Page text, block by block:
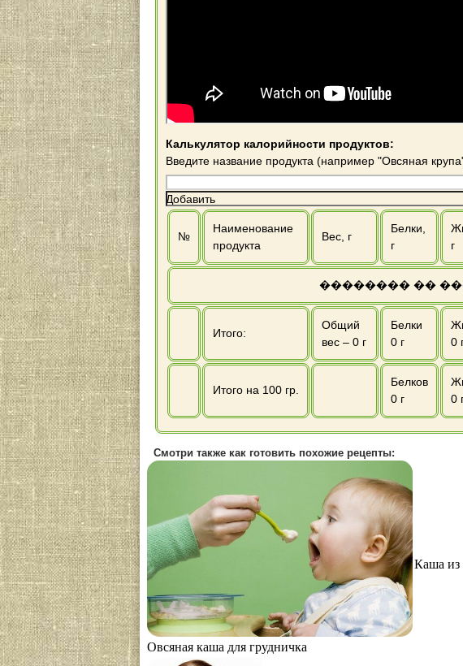
Калькулятор калорийности продуктов:
Введите название продукта (например "Овсяная
Добавить
№
Наименование
продукта
Вес, г
Белки,
г
г
�������� ��
Итого:
Общий
вес – 0 г
Белки
0 г
0
Итого на 100 гр.
Белков
0 г
0
Смотри также как готовить похожие рецепты:
Овсяная каша для грудничка
Каша из